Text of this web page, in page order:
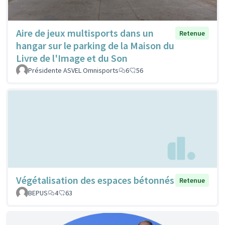
Aire de jeux multisports dans un
hangar sur le parking de la Maison du
Livre de l'Image et du Son
Retenue
Présidente ASVEL Omnisports 6 56
Végétalisation des espaces bétonnés
Retenue
BEPUS
4 63